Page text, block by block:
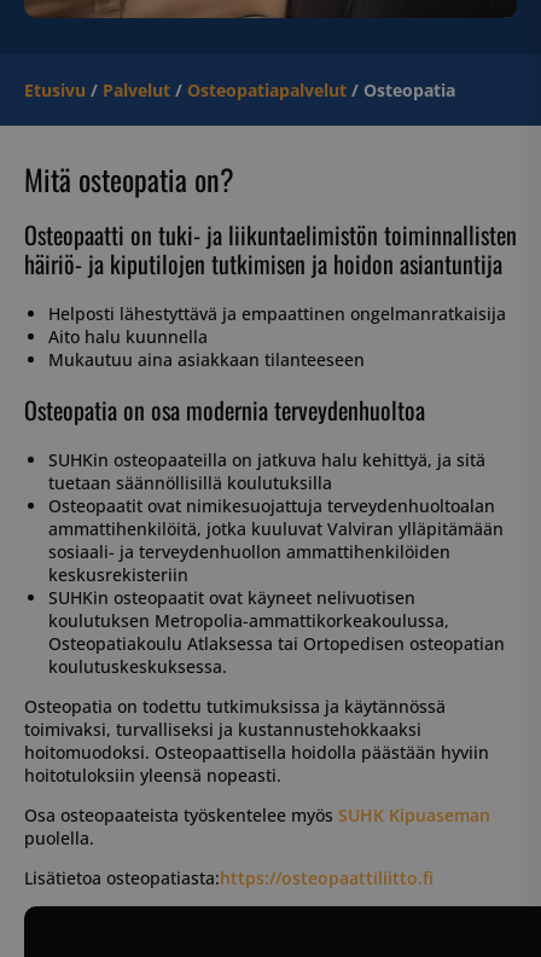
Etusivu / Palvelut / Osteopatiapalvelut / Osteopatia
Mitä osteopatia on?
Osteopaatti on tuki- ja liikuntaelimistön toiminnallisten
häiriö- ja kiputilojen tutkimisen ja hoidon asiantuntija
Helposti lähestyttävä ja empaattinen ongelmanratkaisija
Aito halu kuunnella
Mukautuu aina asiakkaan tilanteeseen
Osteopatia on osa modernia terveydenhuoltoa
SUHKin osteopaateilla on jatkuva halu kehittyä, ja sitä
tuetaan säännöllisillä koulutuksilla
Osteopaatit ovat nimikesuojattuja terveydenhuoltoalan
ammattihenkilöitä, jotka kuuluvat Valviran ylläpitämään
sosiaali- ja terveydenhuollon ammattihenkilöiden
keskusrekisteriin
SUHKin osteopaatit ovat käyneet nelivuotisen
koulutuksen Metropolia-ammattikorkeakoulussa,
Osteopatiakoulu Atlaksessa tai Ortopedisen osteopatian
koulutuskeskuksessa.
Osteopatia on todettu tutkimuksissa ja käytännössä
toimivaksi, turvalliseksi ja kustannustehokkaaksi
hoitomuodoksi. Osteopaattisella hoidolla päästään hyviin
hoitotuloksiin yleensä nopeasti.
Osa osteopaateista työskentelee myös SUHK Kipuaseman
puolella.
Lisätietoa osteopatiasta:https://osteopaattiliitto.fi